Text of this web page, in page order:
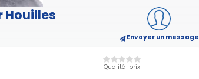
Houilles
Envoyer un message
Qualité-prix